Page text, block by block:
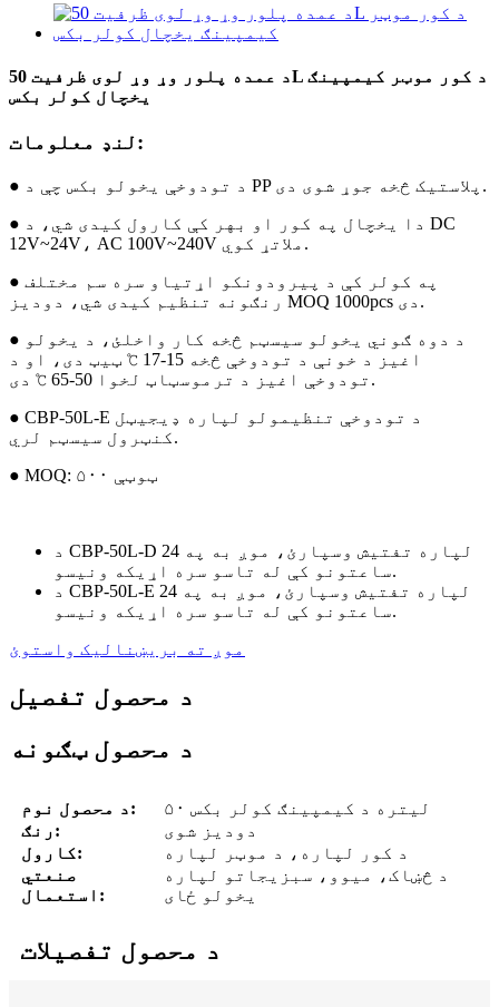
د عمده پلور وړ وړ لوی ظرفیت 50L د کور موټر کیمپینګ
یخچال کولر بکس
لنډ معلومات:
● د تودوخې یخولو بکس چې د PP پلاستيک څخه جوړ شوی دی.
● دا یخچال په کور او بهر کې کارول کیدی شي، د DC
12V~24V، AC 100V~240V ملاتړ کوي.
● په کولر کې د پیرودونکو اړتیاو سره سم مختلف
رنګونه تنظیم کیدی شي، دودیز MOQ 1000pcs دی.
● د دوه ګوني یخولو سیسټم څخه کار واخلئ، د یخولو
اغیز د خونې د تودوخې څخه 15-17 ℃ ټیټ دی، او د
تودوخې اغیز د ترموسټاټ لخوا 50-65 ℃ دی.
● CBP-50L-E د تودوخې تنظیمولو لپاره ډیجیټل
کنټرول سیسټم لري.
● MOQ: ۵۰۰ ټوټې
د CBP-50L-D لپاره تفتیش وسپارئ، موږ به په 24
ساعتونو کې له تاسو سره اړیکه ونیسو.
د CBP-50L-E لپاره تفتیش وسپارئ، موږ به په 24
ساعتونو کې له تاسو سره اړیکه ونیسو.
موږ ته بریښنالیک واستوئ
د محصول تفصیل
د محصول ټګونه
د محصول نوم:
۵۰ لیتره د کیمپینګ کولر بکس
رنګ:
دودیز شوی
کارول:
د کور لپاره، د موټر لپاره
صنعتي
استعمال:
د څښاک، میوو، سبزیجاتو لپاره
یخولو ځای
د محصول تفصيلات